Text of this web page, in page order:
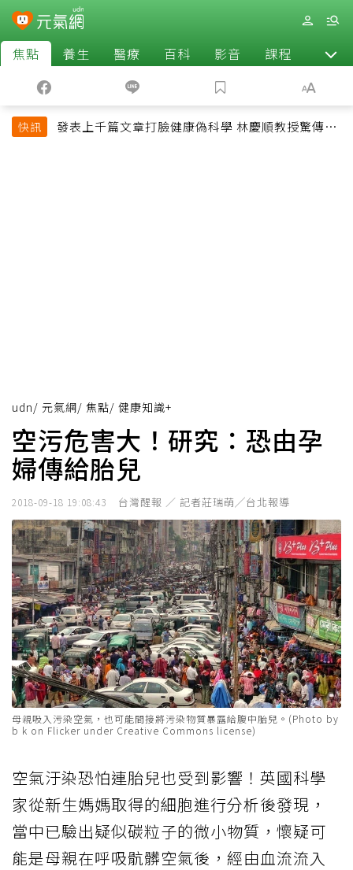
焦點 養生 醫療 百科 影音 課程 退休
快訊
發表上千篇文章打臉健康偽科學 林慶順教授驚傳意
udn/ 元氣網/ 焦點/ 健康知識+
空污危害大！研究：恐由孕
婦傳給胎兒
2018-09-18 19:08:43 台灣醒報 ／ 記者莊瑞萌╱台北報導
母親吸入污染空氣，也可能間接將污染物質暴露給腹中胎兒。(Photo by
b k on Flicker under Creative Commons license)
空氣汙染恐怕連胎兒也受到影響！英國科學
家從新生媽媽取得的細胞進行分析後發現，
當中已驗出疑似碳粒子的微小物質，懷疑可
能是母親在呼吸骯髒空氣後，經由血流流入